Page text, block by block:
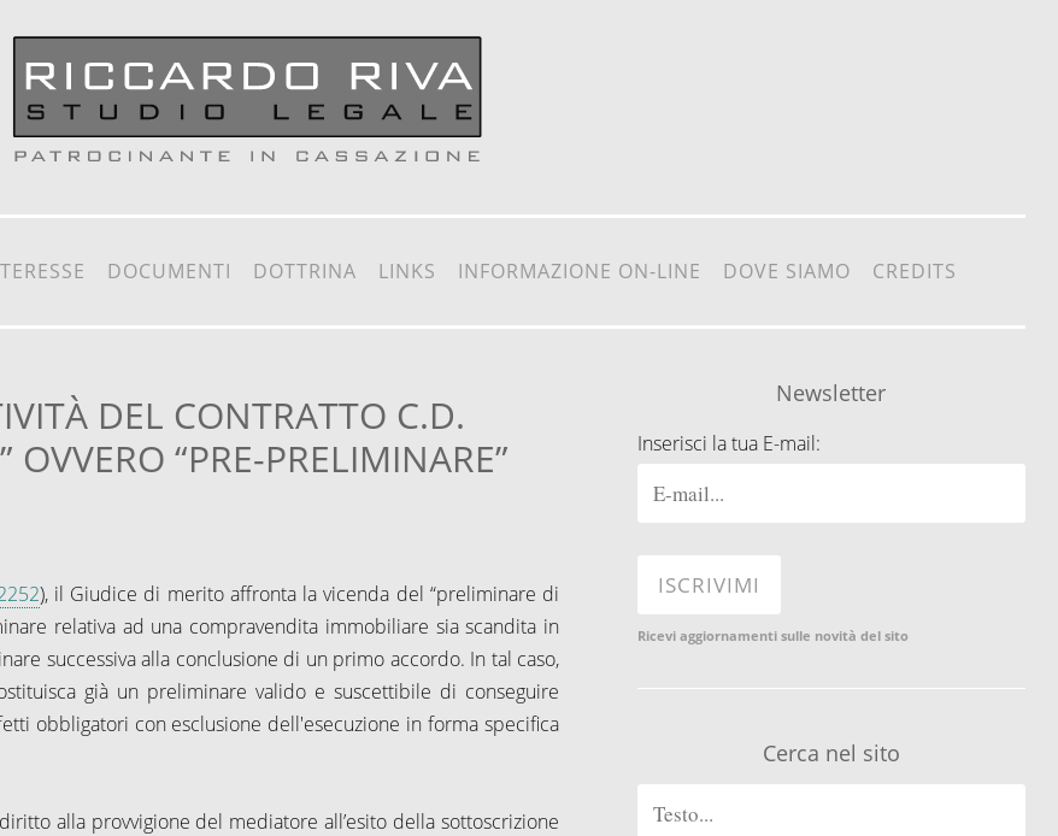
DOCUMENTI DOTTRINA LINKS INFORMAZIONE ON-LINE DOVE SIAMO CREDITS
DEL CONTRATTO C.D.
“PRE-PRELIMINARE”
), il Giudice di merito affronta la vicenda del “preliminare di
relativa ad una compravendita immobiliare sia scandita in
successiva alla conclusione di un primo accordo. In tal caso,
già un preliminare valido e suscettibile di conseguire
obbligatori con esclusione dell'esecuzione in forma specifica
alla provvigione del mediatore all’esito della sottoscrizione
Newsletter
Inserisci la tua E-mail:
Ricevi aggiornamenti sulle novità del sito
Cerca nel sito